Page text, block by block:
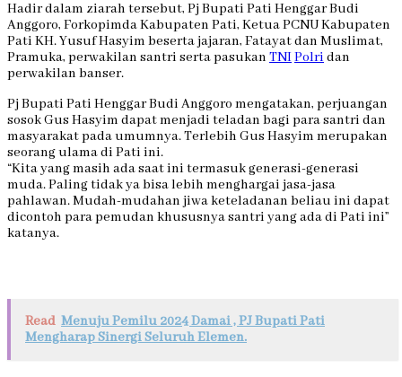
Hadir dalam ziarah tersebut, Pj Bupati Pati Henggar Budi
Anggoro, Forkopimda Kabupaten Pati, Ketua PCNU Kabupaten
Pati KH. Yusuf Hasyim beserta jajaran, Fatayat dan Muslimat,
Pramuka, perwakilan santri serta pasukan TNIPolri dan
perwakilan banser.
Pj Bupati Pati Henggar Budi Anggoro mengatakan, perjuangan
sosok Gus Hasyim dapat menjadi teladan bagi para santri dan
masyarakat pada umumnya. Terlebih Gus Hasyim merupakan
seorang ulama di Pati ini.
“Kita yang masih ada saat ini termasuk generasi-generasi
muda. Paling tidak ya bisa lebih menghargai jasa-jasa
pahlawan. Mudah-mudahan jiwa keteladanan beliau ini dapat
dicontoh para pemudan khususnya santri yang ada di Pati ini”
katanya.
Read Menuju Pemilu 2024 Damai , PJ Bupati Pati
Mengharap Sinergi Seluruh Elemen.